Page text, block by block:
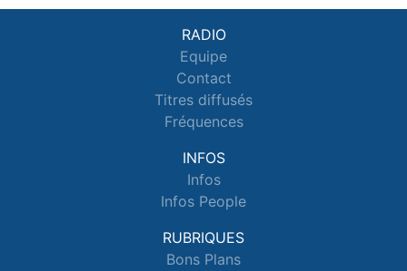
RADIO
Equipe
Contact
Titres diffusés
Fréquences
INFOS
Infos
Infos People
RUBRIQUES
Bons Plans